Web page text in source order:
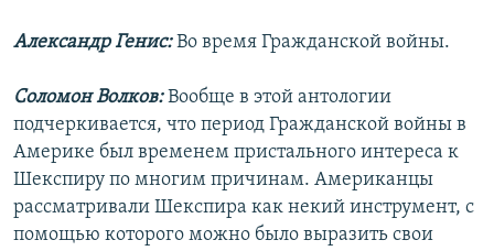
Александр Генис:Во время Гражданской войны.
Соломон Волков:Вообще в этой антологии
подчеркивается, что период Гражданской войны в
Америке был временем пристального интереса к
Шекспиру по многим причинам. Американцы
рассматривали Шекспира как некий инструмент, с
помощью которого можно было выразить свои